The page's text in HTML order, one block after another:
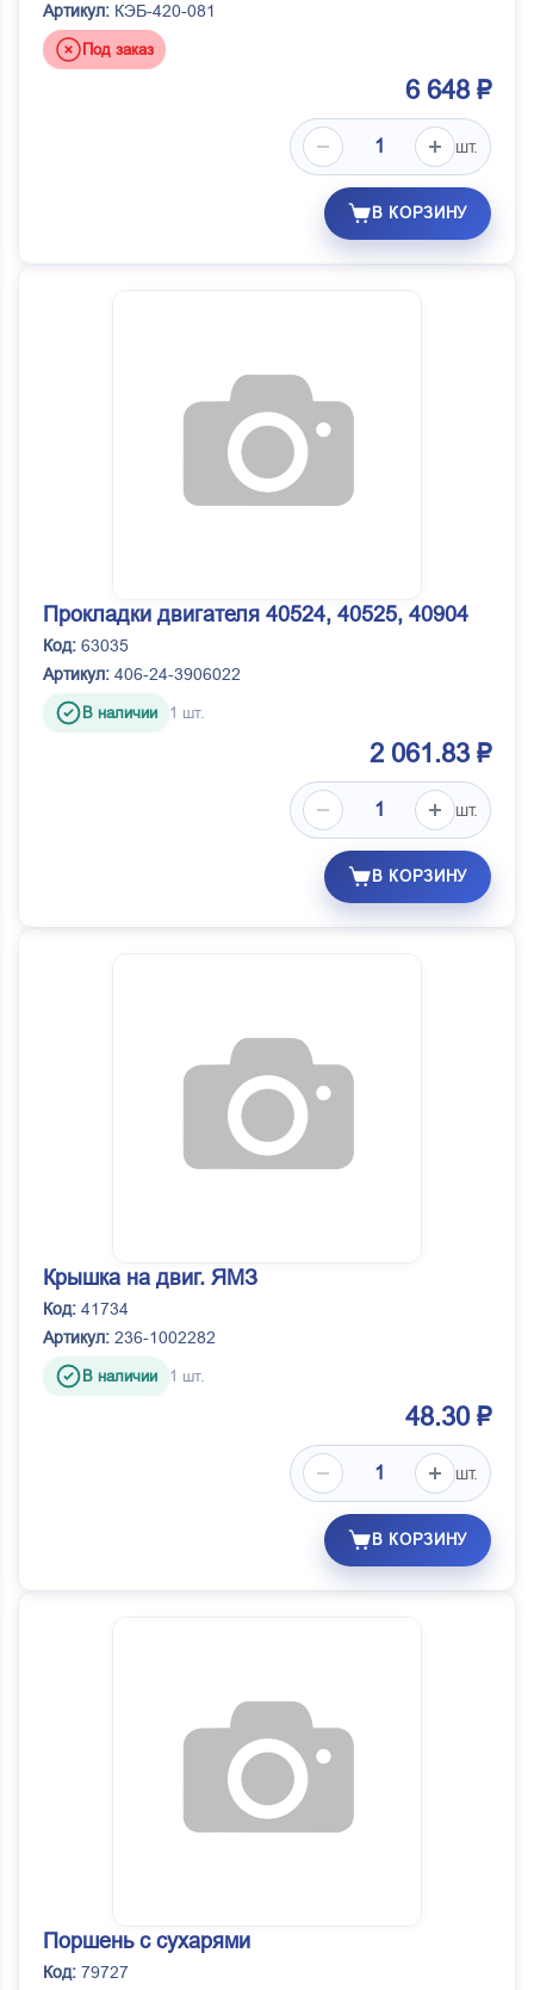
Артикул: КЭБ-420-081
Под заказ
6 648 ₽
шт.
В КОРЗИНУ
Прокладки двигателя 40524, 40525, 40904
Код: 63035
Артикул: 406-24-3906022
В наличии 1 шт.
2 061.83 ₽
шт.
В КОРЗИНУ
Крышка на двиг. ЯМЗ
Код: 41734
Артикул: 236-1002282
В наличии 1 шт.
48.30 ₽
шт.
В КОРЗИНУ
Поршень с сухарями
Код: 79727